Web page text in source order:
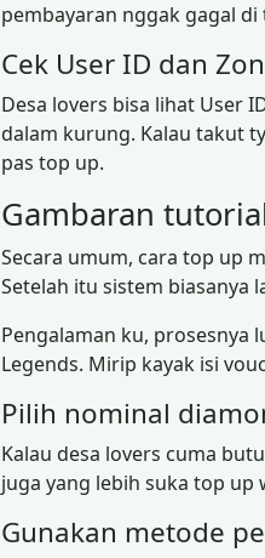
pembayaran nggak gagal
Cek User ID dan
Desa lovers bisa lihat User
dalam kurung. Kalau takut
pas top up.
Gambaran
Secara umum, cara top up
Setelah itu sistem biasanya
Pengalaman ku, prosesnya
Legends. Mirip kayak isi
Pilih nominal
Kalau desa lovers cuma
juga yang lebih suka top up
Gunakan metode